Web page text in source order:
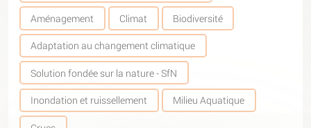
Aménagement Climat Biodiversité
Adaptation au changement climatique
Solution fondée sur la nature - SfN
Inondation et ruissellement Milieu Aquatique